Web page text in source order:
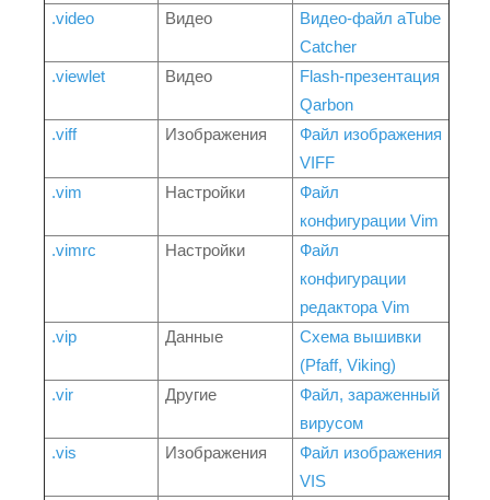
.video
Видео
Видео-файл aTube
Catcher
.viewlet
Видео
Flash-презентация
Qarbon
.viff
Изображения
Файл изображения
VIFF
.vim
Настройки
Файл
конфигурации Vim
.vimrc
Настройки
Файл
конфигурации
редактора Vim
.vip
Данные
Схема вышивки
(Pfaff, Viking)
.vir
Другие
Файл, зараженный
вирусом
.vis
Изображения
Файл изображения
VIS